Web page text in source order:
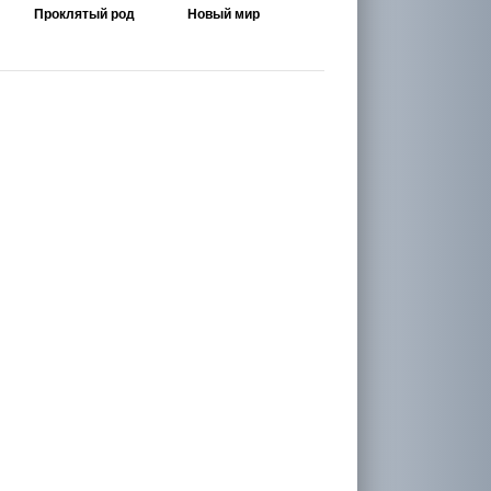
Проклятый род Новый мир